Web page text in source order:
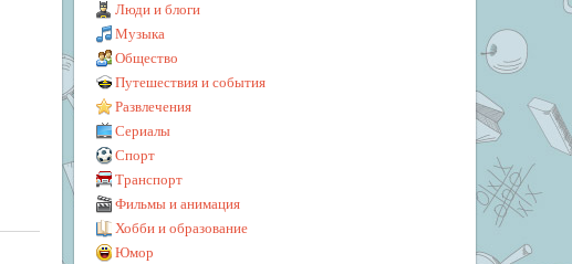
Люди и блоги
Музыка
Общество
Путешествия и события
Развлечения
Сериалы
Спорт
Транспорт
Фильмы и анимация
Хобби и образование
Юмор